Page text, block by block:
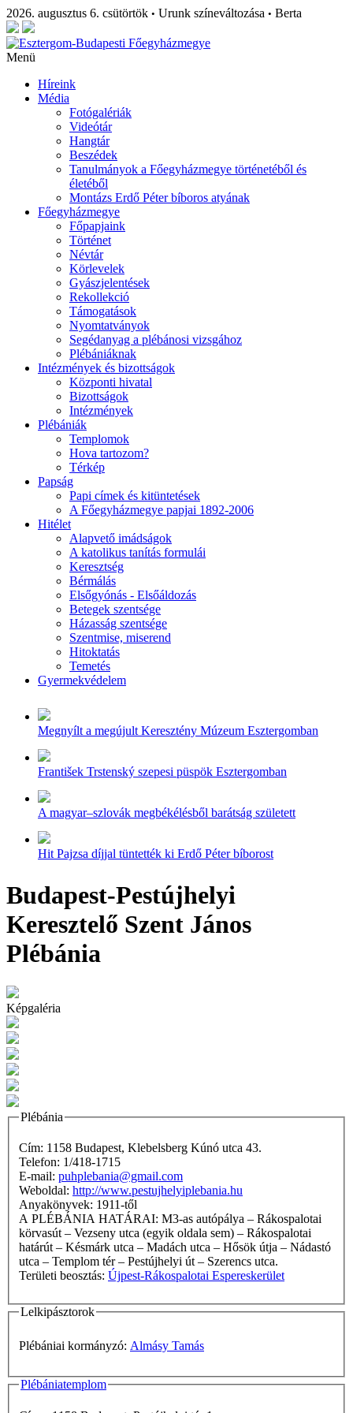
2026. augusztus 6. csütörtök • Urunk színeváltozása • Berta
Menü
Híreink
Média
Fotógalériák
Videótár
Hangtár
Beszédek
Tanulmányok a Főegyházmegye történetéből és
életéből
Montázs Erdő Péter bíboros atyának
Főegyházmegye
Főpapjaink
Történet
Névtár
Körlevelek
Gyászjelentések
Rekollekció
Támogatások
Nyomtatványok
Segédanyag a plébánosi vizsgához
Plébániáknak
Intézmények és bizottságok
Központi hivatal
Bizottságok
Intézmények
Plébániák
Templomok
Hova tartozom?
Térkép
Papság
Papi címek és kitüntetések
A Főegyházmegye papjai 1892-2006
Hitélet
Alapvető imádságok
A katolikus tanítás formulái
Keresztség
Bérmálás
Elsőgyónás - Elsőáldozás
Betegek szentsége
Házasság szentsége
Szentmise, miserend
Hitoktatás
Temetés
Gyermekvédelem
Megnyílt a megújult Keresztény Múzeum Esztergomban
František Trstenský szepesi püspök Esztergomban
A magyar–szlovák megbékélésből barátság született
Hit Pajzsa díjjal tüntették ki Erdő Péter bíborost
Budapest-Pestújhelyi
Keresztelő Szent János
Plébánia
Képgaléria
Plébánia
Cím: 1158 Budapest, Klebelsberg Kúnó utca 43.
Telefon: 1/418-1715
E-mail: puhplebania@gmail.com
Weboldal: http://www.pestujhelyiplebania.hu
Anyakönyvek: 1911-től
A PLÉBÁNIA HATÁRAI: M3-as autópálya – Rákospalotai
körvasút – Vezseny utca (egyik oldala sem) – Rákospalotai
határút – Késmárk utca – Madách utca – Hősök útja – Nádastó
utca – Templom tér – Pestújhelyi út – Szerencs utca.
Területi beosztás: Újpest-Rákospalotai Espereskerület
Lelkipásztorok
Plébániai kormányzó: Almásy Tamás
Plébániatemplom